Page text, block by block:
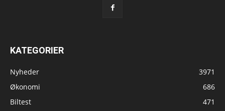
KATEGORIER
Nyheder
3971
Økonomi
686
Biltest
471